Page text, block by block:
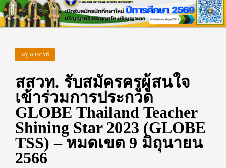
ครู-อาจารย์
สสวท. รับสมัครครูผู้สนใจ
เข้าร่วมการประกวด
GLOBE Thailand Teacher
Shining Star 2023 (GLOBE
TSS) – หมดเขต 9 มิถุนายน
2566